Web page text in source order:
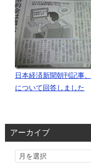
日本経済新聞朝刊記事
について回答しました
アーカイブ